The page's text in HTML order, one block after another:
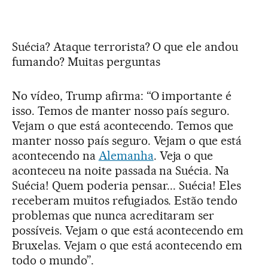
Suécia? Ataque terrorista? O que ele andou
fumando? Muitas perguntas
No vídeo, Trump afirma: “O importante é
isso. Temos de manter nosso país seguro.
Vejam o que está acontecendo. Temos que
manter nosso país seguro. Vejam o que está
acontecendo na Alemanha. Veja o que
aconteceu na noite passada na Suécia. Na
Suécia! Quem poderia pensar... Suécia! Eles
receberam muitos refugiados. Estão tendo
problemas que nunca acreditaram ser
possíveis. Vejam o que está acontecendo em
Bruxelas. Vejam o que está acontecendo em
todo o mundo”.